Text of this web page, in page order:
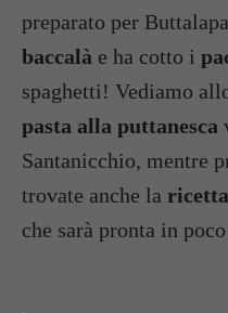
preparato per
baccalà e ha cotto i
spaghetti! Vediamo
pasta alla puttanesca
Santanicchio, mentre
trovate anche la
che sarà pronta in